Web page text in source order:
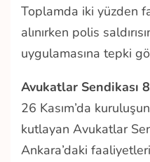
Toplamda iki yüzden
alınırken polis
uygulamasına tepki
Avukatlar Sendikası
26 Kasım’da
kutlayan Avukatlar
Ankara’daki